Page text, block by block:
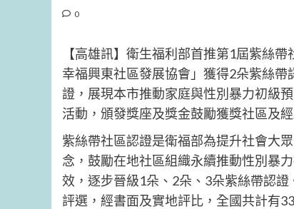
0
【高雄訊】衛生福利部首推第1屆紫絲
幸福興東社區發展協會」獲得2朵紫絲
證，展現本市推動家庭與性別暴力初級
活動，頒發獎座及獎金鼓勵獲獎社區及經
紫絲帶社區認證是衛福部為提升社會大
念，鼓勵在地社區組織永續推動性別暴
效，逐步晉級1朵、2朵、3朵紫絲帶認
評選，經書面及實地評比，全國共計有